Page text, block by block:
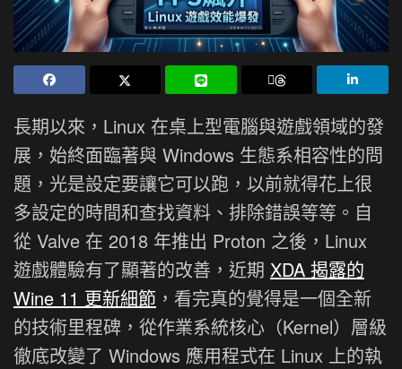
長期以來，Linux 在桌上型電腦與遊戲領域的發
展，始終面臨著與 Windows 生態系相容性的問
題，光是設定要讓它可以跑，以前就得花上很
多設定的時間和查找資料、排除錯誤等等。自
從 Valve 在 2018 年推出 Proton 之後，Linux
遊戲體驗有了顯著的改善，近期 XDA 揭露的
Wine 11 更新細節 ，看完真的覺得是一個全新
的技術里程碑，從作業系統核心（Kernel）層級
徹底改變了 Windows 應用程式在 Linux 上的執